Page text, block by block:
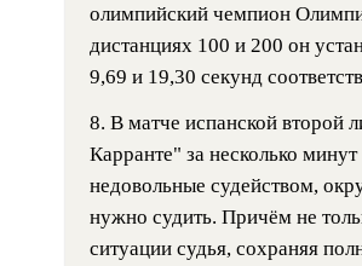
олимпийский чемпион
дистанциях 100 и 200 он
9,69 и 19,30 секунд
8. В матче испанской
Карранте" за несколько
недовольные судейством,
нужно судить. Причём не
ситуации судья, сохраняя